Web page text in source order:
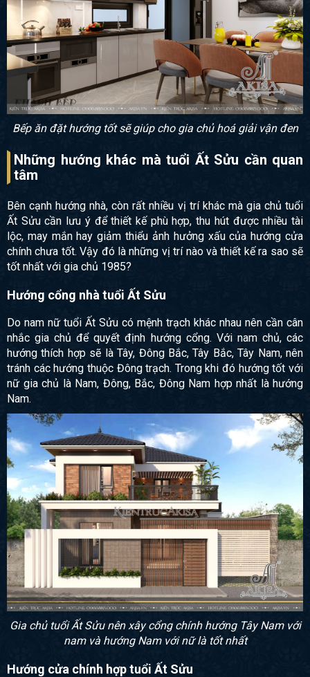
Bếp ăn đặt hướng tốt sẽ giúp cho gia chủ hoá giải vận đen
Những hướng khác mà tuổi Ất Sửu cần quan
tâm
Bên cạnh hướng nhà, còn rất nhiều vị trí khác mà gia chủ tuổi
Ất Sửu cần lưu ý để thiết kế phù hợp, thu hút được nhiều tài
lộc, may mắn hay giảm thiểu ảnh hưởng xấu của hướng cửa
chính chưa tốt. Vậy đó là những vị trí nào và thiết kế ra sao sẽ
tốt nhất với gia chủ 1985?
Hướng cổng nhà tuổi Ất Sửu
Do nam nữ tuổi Ất Sửu có mệnh trạch khác nhau nên cần cân
nhắc gia chủ để quyết định hướng cổng. Với nam chủ, các
hướng thích hợp sẽ là Tây, Đông Bắc, Tây Bắc, Tây Nam, nên
tránh các hướng thuộc Đông trạch. Trong khi đó hướng tốt với
nữ gia chủ là Nam, Đông, Bắc, Đông Nam hợp nhất là hướng
Nam.
Gia chủ tuổi Ất Sửu nên xây cổng chính hướng Tây Nam với
nam và hướng Nam với nữ là tốt nhất
Hướng cửa chính hợp tuổi Ất Sửu